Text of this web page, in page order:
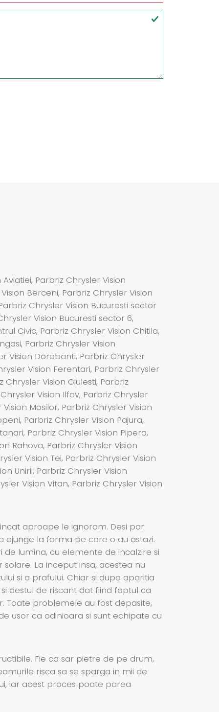
Parbriz Chrysler Vision
Berceni, Parbriz Chrysler Vision
Chrysler Vision Bucuresti sector
Vision Bucuresti sector 6,
Civic, Parbriz Chrysler Vision Chitila,
Parbriz Chrysler Vision
Vision Dorobanti, Parbriz Chrysler
Vision Ferentari, Parbriz Chrysler
Vision Giulesti, Parbriz
Vision Ilfov, Parbriz Chrysler
Mosilor, Parbriz Chrysler Vision
Parbriz Chrysler Vision Pajura,
Parbriz Chrysler Vision Pipera,
Rahova, Parbriz Chrysler Vision
Vision Tei, Parbriz Chrysler Vision
Unirii, Parbriz Chrysler Vision
Vision Vitan, Parbriz Chrysler Vision
aproape le ignoram. Desi par
la forma pe care o au astazi.
lumina, cu elemente de incalzire si
La inceput insa, acestea nu
si a prafului. Chiar si dupa aparitia
destul de riscant dat fiind faptul ca
Toate problemele au fost depasite,
usor ca odinioara si sunt echipate cu
Fie ca sar pietre de pe drum,
risca sa se sparga in mii de
iar acest proces poate parea